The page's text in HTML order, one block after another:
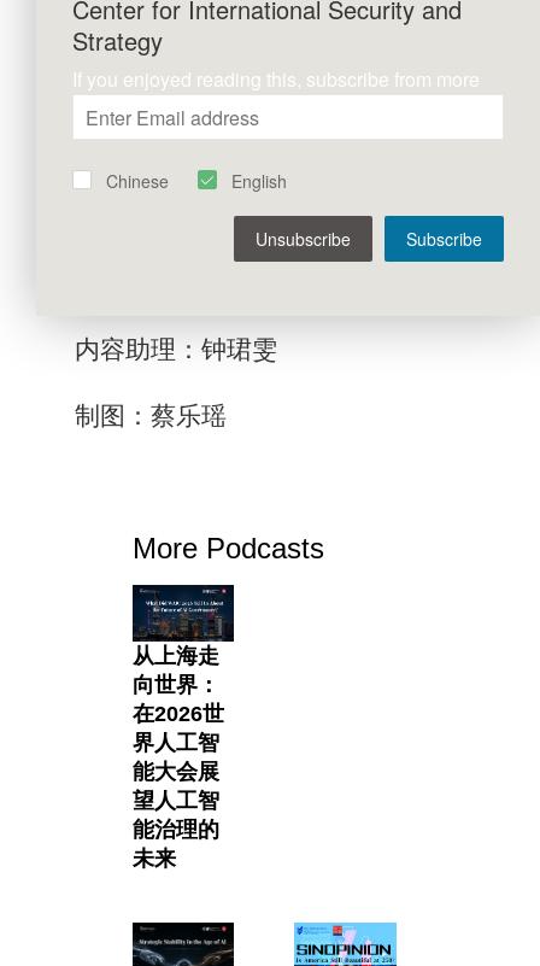
41:37 中美Z世代对人工智能的态度差异
制作团队
监制：肖茜
制作：王叶湑、刘源
内容助理：钟珺雯
制图：蔡乐瑶
More Podcasts
从上海走
向世界：
在2026世
界人工智
能大会展
望人工智
能治理的
未来
Center for International Security and
Strategy
If you enjoyed reading this, subscribe from more
Chinese English
Subscribe
Unsubscribe